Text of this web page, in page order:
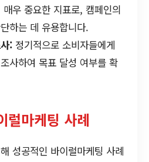
우 중요한 지표로, 캠페인의
하는 데 유용합니다.
: 정기적으로 소비자들에게
사하여 목표 달성 여부를 확
럴마케팅 사례
성공적인 바이럴마케팅 사례